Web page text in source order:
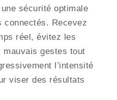
sécurité optimale
connectés. Recevez
réel, évitez les
mauvais gestes tout
l’intensité
viser des résultats